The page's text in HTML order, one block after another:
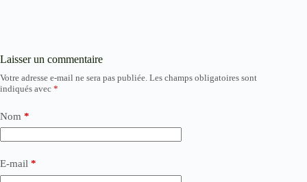
Laisser un commentaire
Votre adresse e-mail ne sera pas publiée. Les champs obligatoires sont
indiqués avec *
Nom *
E-mail *